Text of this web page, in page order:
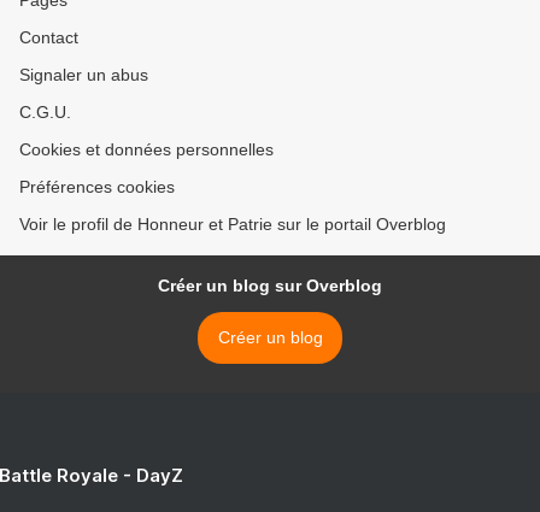
Contact
Signaler un abus
C.G.U.
Cookies et données personnelles
Préférences cookies
Voir le profil de Honneur et Patrie sur le portail Overblog
Créer un blog sur Overblog
Créer un blog
Royale - DayZ